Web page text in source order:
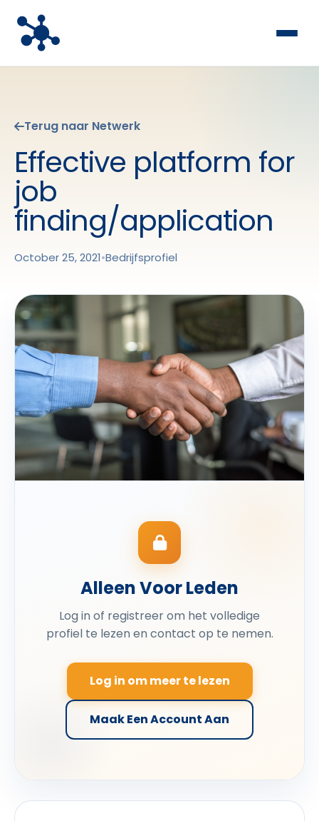
Terug naar Netwerk
Effective platform for
job
finding/application
October 25, 2021•Bedrijfsprofiel
Alleen Voor Leden
Log in of registreer om het volledige
profiel te lezen en contact op te nemen.
Log in om meer te lezen
Maak Een Account Aan